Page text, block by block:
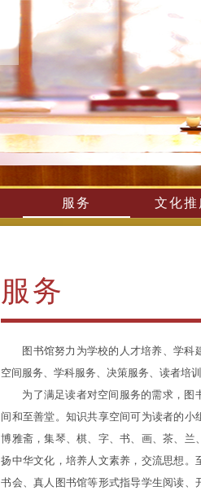
服务 文化推
服务
图书馆努力为学校的人才培养、学科
空间服务、学科服务、决策服务、读者培
为了满足读者对空间服务的需求，
间和至善堂。知识共享空间可为读者的
博雅斋，集琴、棋、字、书、画、茶、
扬中华文化，培养人文素养，交流思想
书会、真人图书馆等形式指导学生阅读